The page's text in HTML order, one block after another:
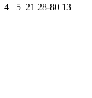
4 5 21 28-80 13